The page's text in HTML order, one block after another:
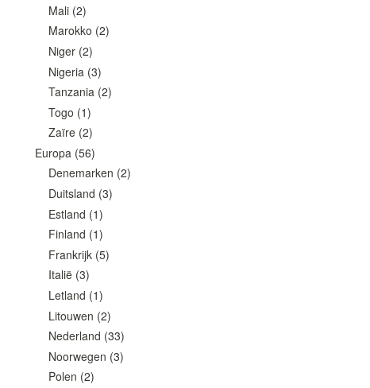
Mali (2)
Marokko (2)
Niger (2)
Nigeria (3)
Tanzania (2)
Togo (1)
Zaïre (2)
Europa (56)
Denemarken (2)
Duitsland (3)
Estland (1)
Finland (1)
Frankrijk (5)
Italië (3)
Letland (1)
Litouwen (2)
Nederland (33)
Noorwegen (3)
Polen (2)